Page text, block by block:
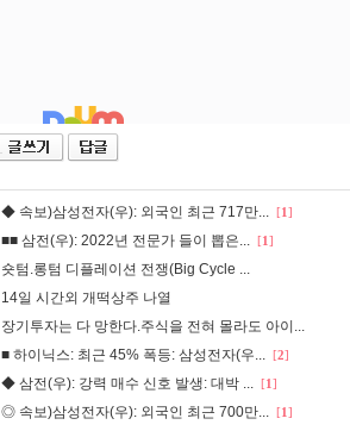
◆ 속보)삼성전자(우): 외국인 최근 717만... [1]
■■ 삼전(우): 2022년 전문가 들이 뽑은... [1]
숏텀.롱텀 디플레이션 전쟁(Big Cycle ...
14일 시간외 개떡상주 나열
장기투자는 다 망한다.주식을 전혀 몰라도 아이...
■ 하이닉스: 최근 45% 폭등: 삼성전자(우... [2]
◆ 삼전(우): 강력 매수 신호 발생: 대박 ... [1]
◎ 속보)삼성전자(우): 외국인 최근 700만... [1]